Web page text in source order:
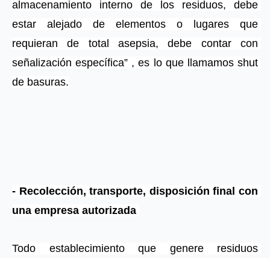
almacenamiento interno de los residuos, debe
estar alejado de elementos o lugares que
requieran de total asepsia, debe contar con
señalización específica” , es lo que llamamos shut
de basuras.
- Recolección, transporte, disposición final con
una empresa autorizada
Todo establecimiento que genere residuos